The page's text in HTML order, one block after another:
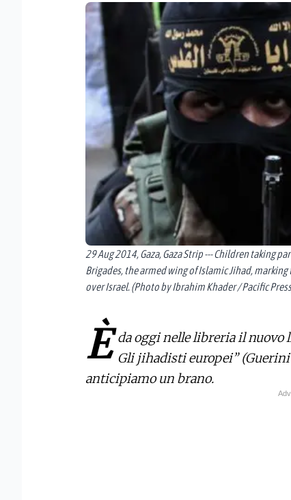
29 Aug 2014, Gaza, Gaza Strip --- Children taking
Brigades, the armed wing of Islamic Jihad,
over Israel. (Photo by Ibrahim Khader / Pacific
È da oggi nelle libreria il nuovo
Gli jihadisti europei” (Guerini
anticipiamo un brano.